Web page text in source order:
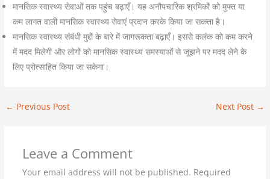
मानसिक स्वास्थ्य सेवाओं तक पहुंच बढ़ाएँ। यह अनौपचारिक श्रमिकों को मुफ्त या
कम लागत वाली मानसिक स्वास्थ्य सेवाएं प्रदान करके किया जा सकता है।
मानसिक स्वास्थ्य संबंधी मुद्दों के बारे में जागरूकता बढ़ाएँ। इससे कलंक को कम करने
में मदद मिलेगी और लोगों को मानसिक स्वास्थ्य समस्याओं से जूझने पर मदद लेने के
लिए प्रोत्साहित किया जा सकेगा।
← Previous Post Next Post →
Leave a Comment
Your email address will not be published. Required